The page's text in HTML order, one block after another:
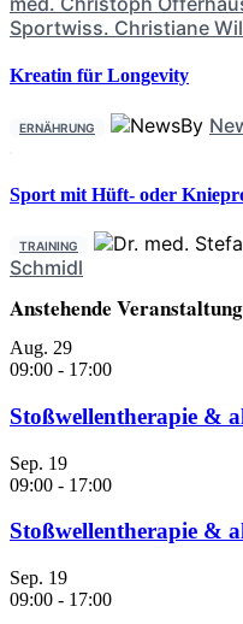
Sportwiss. Christiane
Kreatin für Longevity
ERNÄHRUNG By
Sport mit Hüft- oder
TRAINING
Schmidl
Anstehende
Aug. 29
09:00 - 17:00
Stoßwellentherapie &
Sep. 19
09:00 - 17:00
Stoßwellentherapie &
Sep. 19
09:00 - 17:00